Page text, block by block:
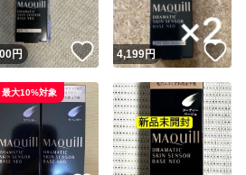
！
円 いいね！
4,199円 い
最大10%対象